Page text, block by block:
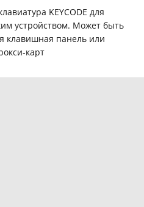
KEYCODE для
устройством. Может быть
клавишная панель или
карт